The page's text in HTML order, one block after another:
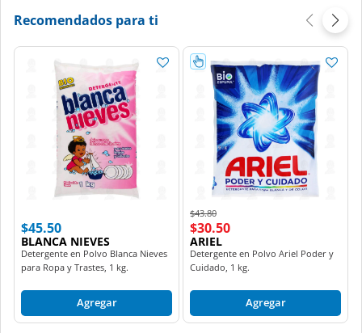
Recomendados para ti
$45.50
BLANCA NIEVES
Detergente en Polvo Blanca Nieves
para Ropa y Trastes, 1 kg.
Agregar
Price reduced from
$43.80to
$30.50
ARIEL
Detergente en Polvo Ariel Poder y
Cuidado, 1 kg.
Agregar